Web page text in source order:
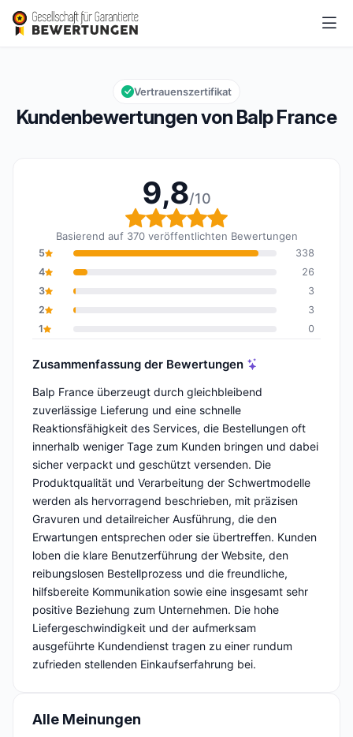
Balp France
Gesamtbewertung: 9,8 von 10
9,8/10
Kundenbewertungen von Balp France
Vertrauenszertifikat
9,8/10
Gesamtbewertung: 9,8
Basierend auf 370 veröffentlichten Bewertungen
5
338
4
26
3
3
2
3
1
0
Zusammenfassung der Bewertungen
Balp France überzeugt durch gleichbleibend
zuverlässige Lieferung und eine schnelle
Reaktionsfähigkeit des Services, die Bestellungen oft
innerhalb weniger Tage zum Kunden bringen und dabei
sicher verpackt und geschützt versenden. Die
Produktqualität und Verarbeitung der Schwertmodelle
werden als hervorragend beschrieben, mit präzisen
Gravuren und detailreicher Ausführung, die den
Erwartungen entsprechen oder sie übertreffen. Kunden
loben die klare Benutzerführung der Website, den
reibungslosen Bestellprozess und die freundliche,
hilfsbereite Kommunikation sowie eine insgesamt sehr
positive Beziehung zum Unternehmen. Die hohe
Liefergeschwindigkeit und der aufmerksam
ausgeführte Kundendienst tragen zu einer rundum
zufrieden stellenden Einkaufserfahrung bei.
Alle Meinungen